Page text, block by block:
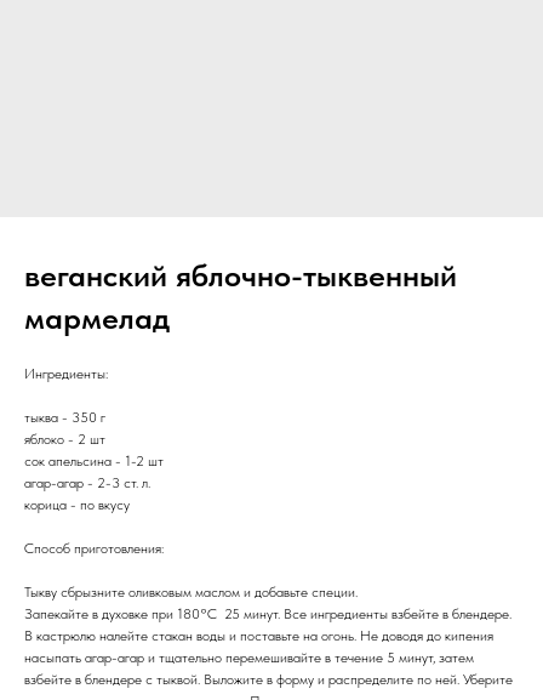
веганский яблочно-тыквенный
мармелад
Ингредиенты:
тыква - 350 г
яблоко - 2 шт
сок апельсина - 1-2 шт
агар-агар - 2-3 ст. л.
корица - по вкусу
Способ приготовления:
Тыкву сбрызните оливковым маслом и добавьте специи.
Запекайте в духовке при 180°С 25 минут. Все ингредиенты взбейте в блендере.
В кастрюлю налейте стакан воды и поставьте на огонь. Не доводя до кипения
насыпать агар-агар и тщательно перемешивайте в течение 5 минут, затем
взбейте в блендере с тыквой. Выложите в форму и распределите по ней. Уберите